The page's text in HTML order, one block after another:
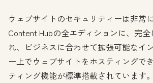
ウェブサイトのセキュリティーは非常
Content Hubの全エディションに、完
れ、ビジネスに合わせて拡張可能なイ
ー上でウェブサイトをホスティングで
ティング機能が標準搭載されています